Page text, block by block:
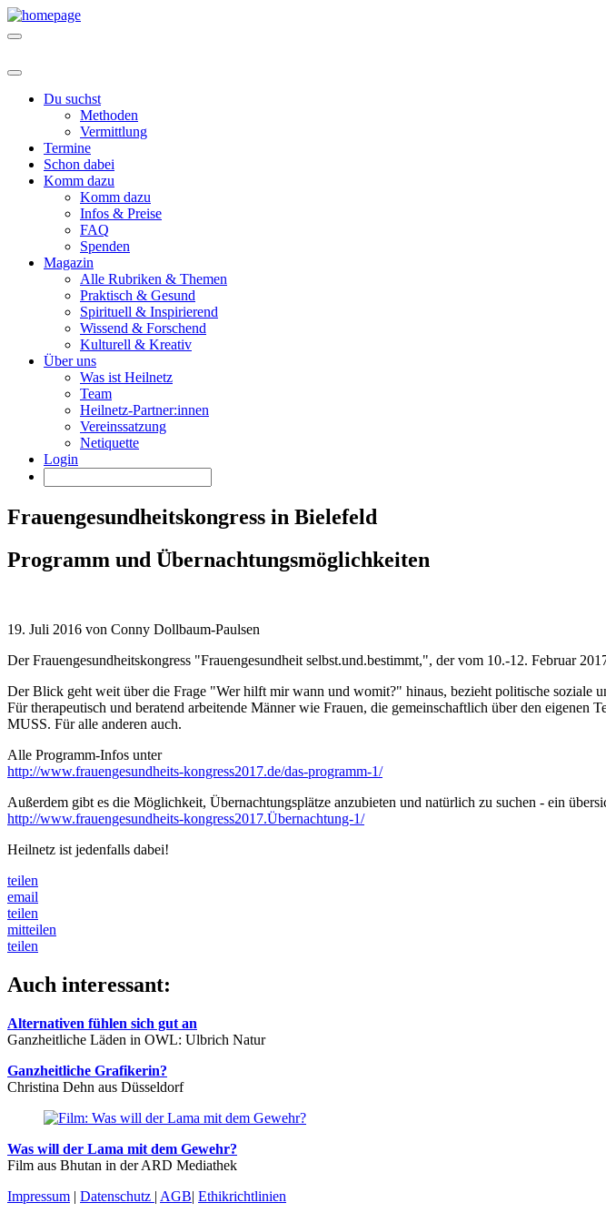
Du suchst
Methoden
Vermittlung
Termine
Schon dabei
Komm dazu
Komm dazu
Infos & Preise
FAQ
Spenden
Magazin
Alle Rubriken & Themen
Praktisch & Gesund
Spirituell & Inspirierend
Wissend & Forschend
Kulturell & Kreativ
Über uns
Was ist Heilnetz
Team
Heilnetz-Partner:innen
Vereinssatzung
Netiquette
Login
Frauengesundheitskongress in Bielefeld
Programm und Übernachtungsmöglichkeiten
19. Juli 2016 von Conny Dollbaum-Paulsen
Der Frauengesundheitskongress "Frauengesundheit selbst.und.bestimmt,", der vom 10.-12. Februar
Der Blick geht weit über die Frage "Wer hilft mir wann und womit?" hinaus, bezieht politische soziale
Für therapeutisch und beratend arbeitende Männer wie Frauen, die gemeinschaftlich über den
MUSS. Für alle anderen auch.
Alle Programm-Infos unter
http://www.frauengesundheits-kongress2017.de/das-programm-1/
Außerdem gibt es die Möglichkeit, Übernachtungsplätze anzubieten und natürlich zu suchen - ein
http://www.frauengesundheits-kongress2017.Übernachtung-1/
Heilnetz ist jedenfalls dabei!
teilen
email
teilen
mitteilen
teilen
Auch interessant:
Alternativen fühlen sich gut an
Ganzheitliche Läden in OWL: Ulbrich Natur
Ganzheitliche Grafikerin?
Christina Dehn aus Düsseldorf
Was will der Lama mit dem Gewehr?
Film aus Bhutan in der ARD Mediathek
Impressum | Datenschutz | AGB| Ethikrichtlinien